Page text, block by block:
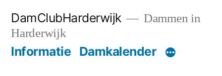
naar
DamClubHarderwijk
Dammen in
Harderwijk
Informatie Damkalender